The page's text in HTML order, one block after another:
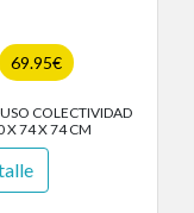
69.95€
COLECTIVIDAD
X 74 X 74 CM